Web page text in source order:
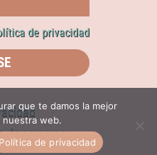
de privacidad
de compras
que te damos la mejor
nuestra web.
Política de privacidad